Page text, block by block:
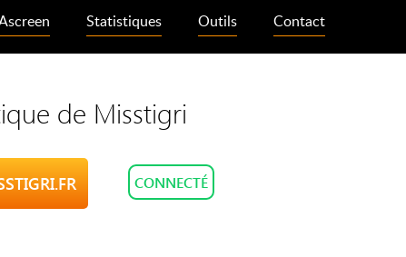
Statistiques Outils Contact
de Misstigri
CONNECTÉ